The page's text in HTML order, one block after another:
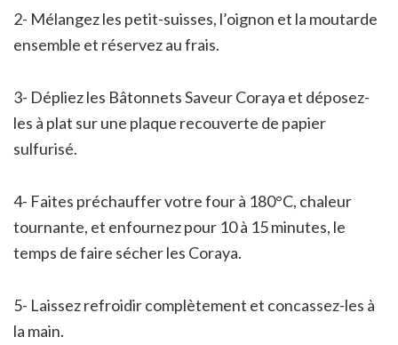
2- Mélangez les petit-suisses, l’oignon et la moutarde
ensemble et réservez au frais.
3- Dépliez les Bâtonnets Saveur Coraya et déposez-
les à plat sur une plaque recouverte de papier
sulfurisé.
4- Faites préchauffer votre four à 180°C, chaleur
tournante, et enfournez pour 10 à 15 minutes, le
temps de faire sécher les Coraya.
5- Laissez refroidir complètement et concassez-les à
la main.